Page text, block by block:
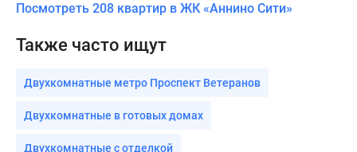
Посмотреть 208 квартир в ЖК «Аннино Сити»
Также часто ищут
Двухкомнатные метро Проспект Ветеранов
Двухкомнатные в готовых домах
Двухкомнатные с отделкой